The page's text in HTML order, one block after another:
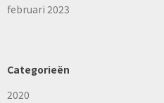
februari 2023
Categorieën
2020